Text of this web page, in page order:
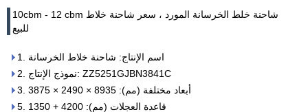
10cbm - 12 cbm شاحنة خلط الخرسانة المورد ، سعر شاحنة خلاط
للبيع
1. اسم الإنتاج: شاحنة خلاط الخرسانة
2. نموذج الإنتاج: ZZ5251GJBN3841C
3. أبعاد مختلفة (مم): 8935 × 2490 × 3875
5. قاعدة العجلات (مم): 4200 + 1350